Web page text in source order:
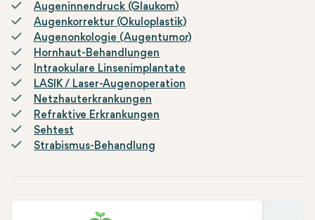
Augeninnendruck (Glaukom)
Augenkorrektur (Okuloplastik)
Augenonkologie (Augentumor)
Hornhaut-Behandlungen
Intraokulare Linsenimplantate
LASIK / Laser-Augenoperation
Netzhauterkrankungen
Refraktive Erkrankungen
Sehtest
Strabismus-Behandlung